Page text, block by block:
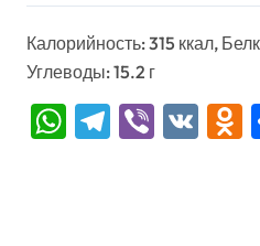
Калорийность: 315 ккал,
Углеводы: 15.2 г
WhatsApp
Telegram
Viber
VK